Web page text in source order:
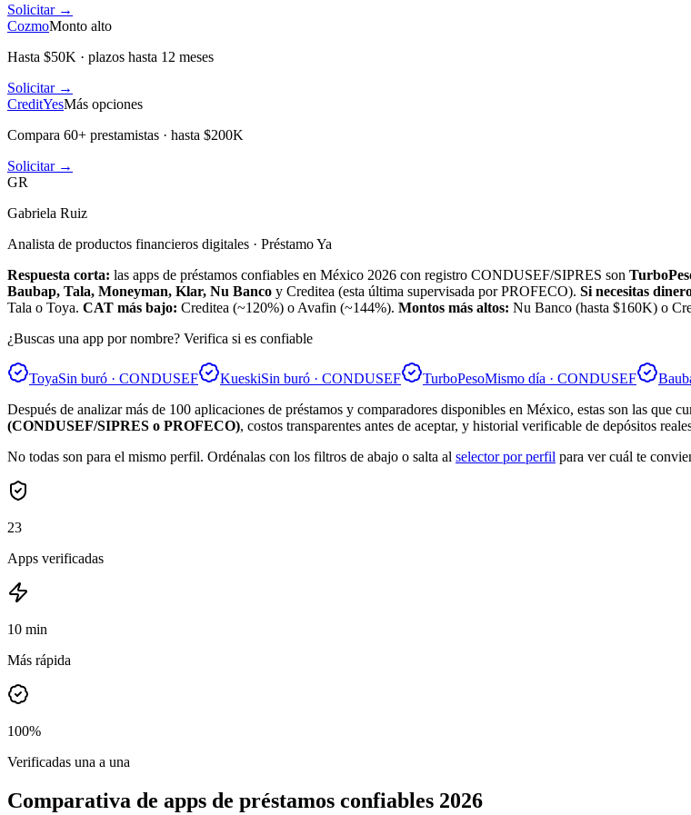
Solicitar →
CozmoMonto alto
Hasta $50K · plazos hasta 12 meses
Solicitar →
CreditYesMás opciones
Compara 60+ prestamistas · hasta $200K
Solicitar →
GR
Gabriela Ruiz
Analista de productos financieros digitales · Préstamo Ya
Respuesta corta: las apps de préstamos confiables en México 2026 con registro CONDUSEF/SIPRES son
Baubap, Tala, Moneyman, Klar, Nu Banco y Creditea (esta última supervisada por PROFECO). Si necesitas
Tala o Toya. CAT más bajo: Creditea (~120%) o Avafin (~144%). Montos más altos: Nu Banco (hasta $160K) o
¿Buscas una app por nombre? Verifica si es confiable
ToyaSin buró · CONDUSEF KueskiSin buró · CONDUSEF TurboPesoMismo día · CONDUSEF
Después de analizar más de 100 aplicaciones de préstamos y comparadores disponibles en México, estas son las que
(CONDUSEF/SIPRES o PROFECO), costos transparentes antes de aceptar, y historial verificable de depósitos
No todas son para el mismo perfil. Ordénalas con los filtros de abajo o salta al selector por perfil para ver cuál te
23
Apps verificadas
10 min
Más rápida
100%
Verificadas una a una
Comparativa de apps de préstamos confiables 2026